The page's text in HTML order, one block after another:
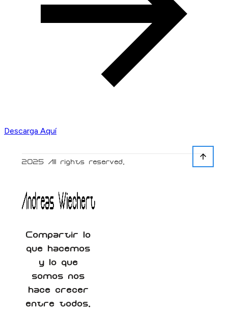
Descarga Aquí
Compartir lo
que hacemos
y lo que
somos nos
hace crecer
entre todos.
2025 All rights reserved.